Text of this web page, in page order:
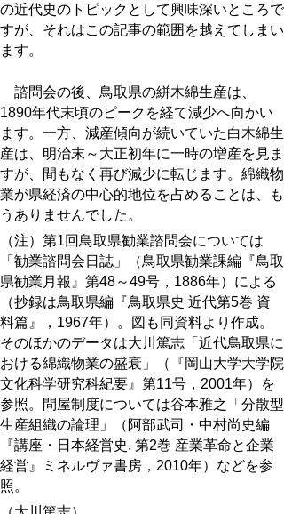
の近代史のトピックとして興味深いところで
すが、それはこの記事の範囲を越えてしまい
ます。
諮問会の後、鳥取県の絣木綿生産は、
1890年代末頃のピークを経て減少へ向かい
ます。一方、減産傾向が続いていた白木綿生
産は、明治末～大正初年に一時の増産を見ま
すが、間もなく再び減少に転じます。綿織物
業が県経済の中心的地位を占めることは、も
うありませんでした。
（注）第1回鳥取県勧業諮問会については
「勧業諮問会日誌」（鳥取県勧業課編『鳥取
県勧業月報』第48～49号，1886年）による
（抄録は鳥取県編『鳥取県史 近代第5巻 資
料篇』，1967年）。図も同資料より作成。
そのほかのデータは大川篤志「近代鳥取県に
おける綿織物業の盛衰」（『岡山大学大学院
文化科学研究科紀要』第11号，2001年）を
参照。問屋制度については谷本雅之「分散型
生産組織の論理」（阿部武司・中村尚史編
『講座・日本経営史. 第2巻 産業革命と企業
経営』ミネルヴァ書房，2010年）などを参
照。